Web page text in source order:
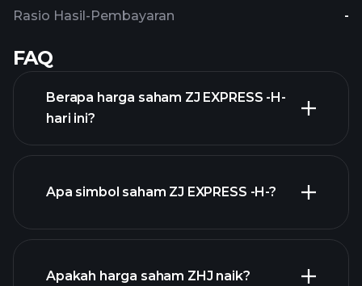
Rasio Hasil-Pembayaran -
FAQ
Berapa harga saham ZJ EXPRESS -H-
hari ini?
chart lanjutan
Apa simbol saham ZJ EXPRESS -H-?
Apakah harga saham ZHJ naik?